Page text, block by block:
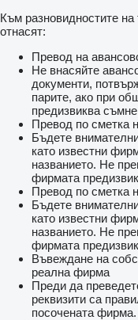
Към разновидностите
отнасят:
Превод на
Не внасяйте
документи,
парите, ако при
предизвиква
Превод по сметка
Бъдете
като известни
названието. Не
фирмата
Превод по сметка
Бъдете
като известни
названието. Не
фирмата
Въвеждане на
реална фирма
Преди да
реквизити са
посочената фирма.